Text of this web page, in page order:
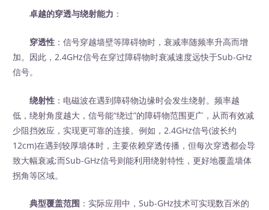
卓越的穿透与绕射能力 ：
穿透性 ：信号穿越墙壁等障碍物时，衰减率随频率升高而增
加。因此，2.4GHz信号在穿过障碍物时衰减速度远快于Sub-GHz
信号。
绕射性 ：电磁波在遇到障碍物边缘时会发生绕射。频率越
低，绕射角度越大，信号能“绕过”的障碍物范围更广，从而有效减
少阻挡效应，实现更可靠的连接。例如，2.4GHz信号(波长约
12cm)在遇到较厚墙体时，主要依赖穿透传播，但每次穿透都会导
致大幅衰减;而Sub-GHz信号则能利用绕射特性，更好地覆盖墙体
拐角等区域。
典型覆盖范围 ：实际应用中，Sub-GHz技术可实现数百米的